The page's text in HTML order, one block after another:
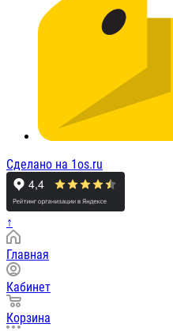
Сделано на 1os.ru
↑
Главная
Кабинет
Корзина